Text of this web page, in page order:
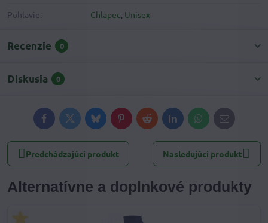
Pohlavie: Chlapec, Unisex
Recenzie 0
Diskusia 0
FacebookTwitterBlueskyPinterestRedditLinkedInWhatsApp
E-
mail
Predchádzajúci produkt Nasledujúci produkt
Alternatívne a doplnkové produkty